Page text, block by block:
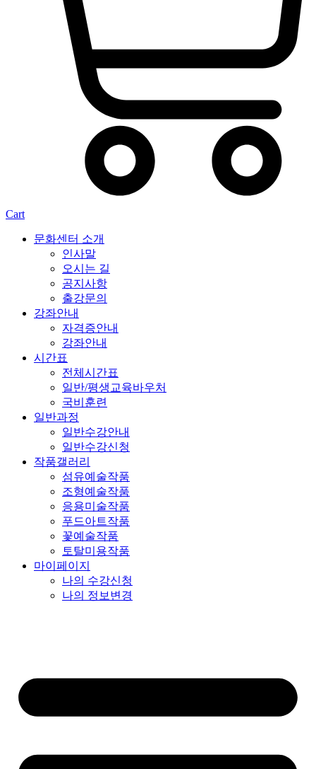
Cart
문화센터 소개
인사말
오시는 길
공지사항
출강문의
강좌안내
자격증안내
강좌안내
시간표
전체시간표
일반/평생교육바우처
국비훈련
일반과정
일반수강안내
일반수강신청
작품갤러리
섬유예술작품
조형예술작품
응용미술작품
푸드아트작품
꽃예술작품
토탈미용작품
마이페이지
나의 수강신청
나의 정보변경